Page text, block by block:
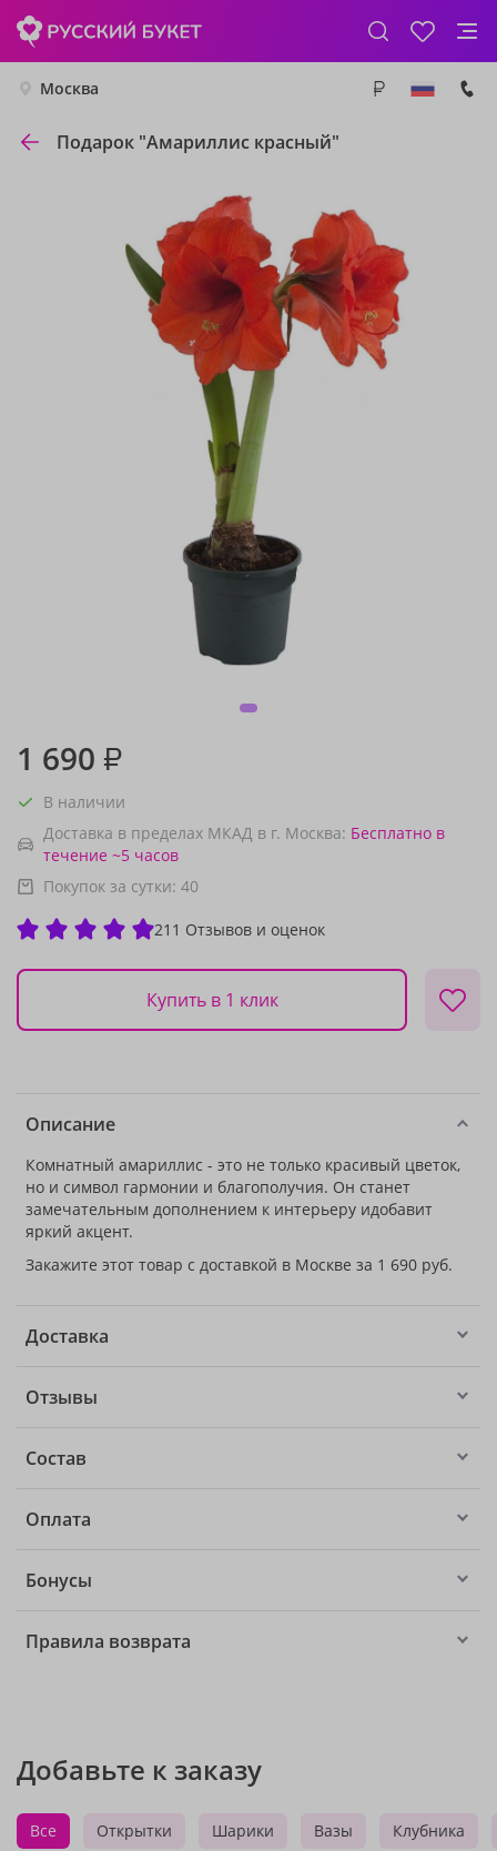
Москва
Подарок "Амариллис красный"
1 690 ₽
В наличии
Доставка в пределах МКАД в г. Москва: Бесплатно в
течение ~5 часов
Покупок за сутки: 40
211 Отзывов и оценок
Купить в 1 клик
Описание
Комнатный амариллис - это не только красивый цветок,
но и символ гармонии и благополучия. Он станет
замечательным дополнением к интерьеру идобавит
яркий акцент.
Закажите этот товар с доставкой в Москве за 1 690 руб.
Доставка
Отзывы
Состав
Оплата
Бонусы
Правила возврата
Добавьте к заказу
Все Открытки Шарики Вазы Клубника